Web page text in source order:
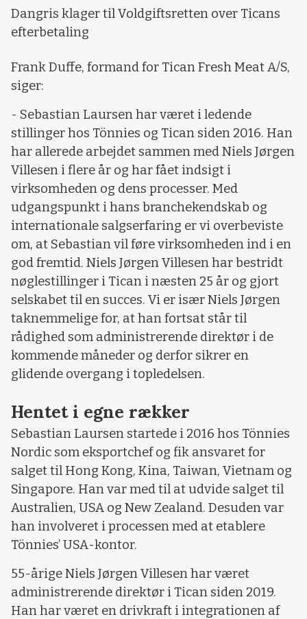
Dangris klager til Voldgiftsretten over Ticans
efterbetaling
Frank Duffe, formand for Tican Fresh Meat A/S,
siger:
- Sebastian Laursen har været i ledende
stillinger hos Tönnies og Tican siden 2016. Han
har allerede arbejdet sammen med Niels Jørgen
Villesen i flere år og har fået indsigt i
virksomheden og dens processer. Med
udgangspunkt i hans branchekendskab og
internationale salgserfaring er vi overbeviste
om, at Sebastian vil føre virksomheden ind i en
god fremtid. Niels Jørgen Villesen har bestridt
nøglestillinger i Tican i næsten 25 år og gjort
selskabet til en succes. Vi er især Niels Jørgen
taknemmelige for, at han fortsat står til
rådighed som administrerende direktør i de
kommende måneder og derfor sikrer en
glidende overgang i topledelsen.
Hentet i egne rækker
Sebastian Laursen startede i 2016 hos Tönnies
Nordic som eksportchef og fik ansvaret for
salget til Hong Kong, Kina, Taiwan, Vietnam og
Singapore. Han var med til at udvide salget til
Australien, USA og New Zealand. Desuden var
han involveret i processen med at etablere
Tönnies’ USA-kontor.
55-årige Niels Jørgen Villesen har været
administrerende direktør i Tican siden 2019.
Han har været en drivkraft i integrationen af